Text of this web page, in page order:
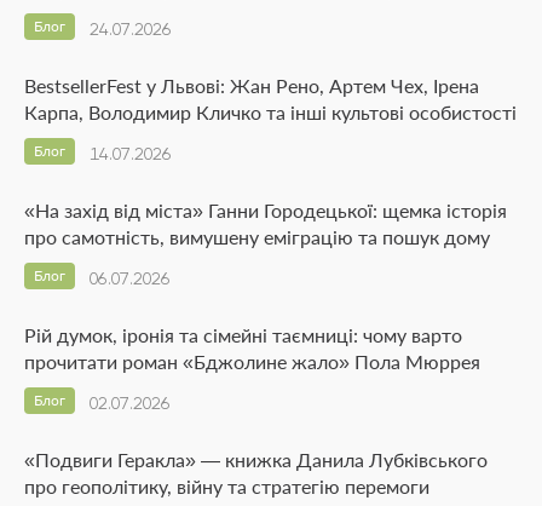
24.07.2026
Блог
BestsellerFest у Львові: Жан Рено, Артем Чех, Ірена
Карпа, Володимир Кличко та інші культові особистості
14.07.2026
Блог
«На захід від міста» Ганни Городецької: щемка історія
про самотність, вимушену еміграцію та пошук дому
06.07.2026
Блог
Рій думок, іронія та сімейні таємниці: чому варто
прочитати роман «Бджолине жало» Пола Мюррея
02.07.2026
Блог
«Подвиги Геракла» — книжка Данила Лубківського
про геополітику, війну та стратегію перемоги